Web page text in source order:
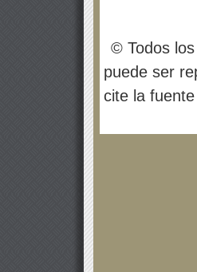
© Todos
puede ser
cite la